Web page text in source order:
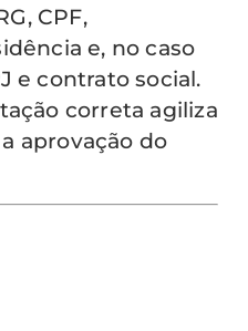
CPF,
e, no caso
e contrato social.
correta agiliza
aprovação do